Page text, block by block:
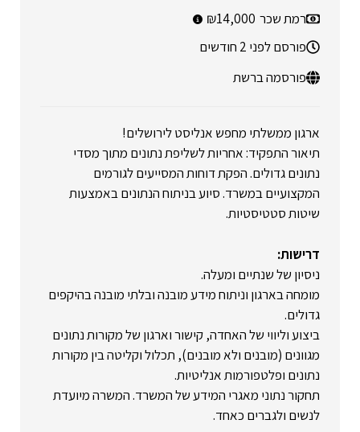
רמת שכר 14,000
פורסם לפני 2 חודשים
פורסמה ברשת
ארגון ממשלתי מחפש אנליסט לירושלים!
תיאור התפקיד: אחריות לשליפת נתונים מתוך מסדי
נתונים גדולים. הפקת דוחות המסייעים לגורמים
המקצועיים במשרד. סיוע בניתוח הנתונים באמצעות
שיטות סטטיסטיות.
דרישות:
ניסיון של שנתיים ומעלה.
מומחה בארגון וניתוח מידע מובנה ובלתי מובנה בהיקפים
גדולים.
ביצוע וליווי של האחדה, קישור וארגון של מקורות נתונים
מגוונים (מובנים ולא מובנים), תכלול וקליטה בין מקורות
נתונים ופלטפורמות אנליטיות.
תחקור נתוני מאגרי המידע של המשרד. המשרה מיועדת
לנשים ולגברים כאחד.